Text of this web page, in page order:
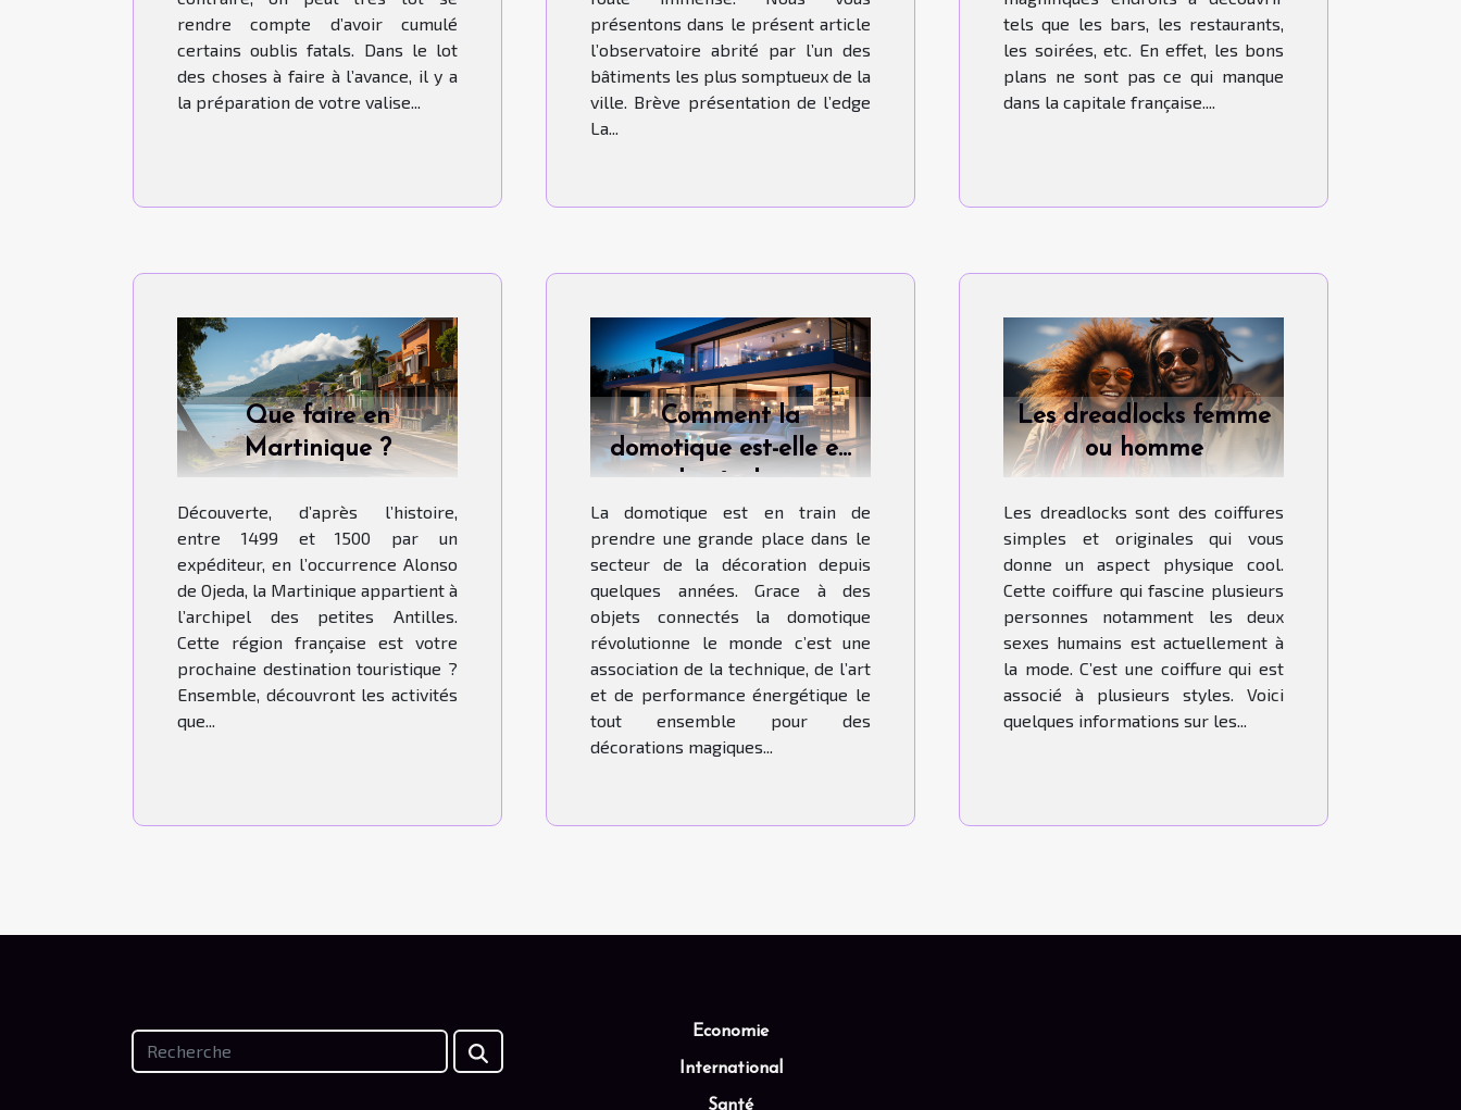
rendre compte d’avoir cumulé
certains oublis fatals. Dans le lot
des choses à faire à l’avance, il y a
la préparation de votre valise...
présentons dans le présent article
l’observatoire abrité par l’un des
bâtiments les plus somptueux de la
ville. Brève présentation de l’edge
La...
tels que les bars, les restaurants,
les soirées, etc. En effet, les bons
plans ne sont pas ce qui manque
dans la capitale française....
Que faire en
Martinique ?
Découverte, d’après l’histoire,
entre 1499 et 1500 par un
expéditeur, en l’occurrence Alonso
de Ojeda, la Martinique appartient à
l’archipel des petites Antilles.
Cette région française est votre
prochaine destination touristique ?
Ensemble, découvront les activités
que...
Comment la
domotique est-elle en
train de révolutionner
le monde de la
décoration ?
La domotique est en train de
prendre une grande place dans le
secteur de la décoration depuis
quelques années. Grace à des
objets connectés la domotique
révolutionne le monde c’est une
association de la technique, de l’art
et de performance énergétique le
tout ensemble pour des
décorations magiques...
Les dreadlocks femme
ou homme
Les dreadlocks sont des coiffures
simples et originales qui vous
donne un aspect physique cool.
Cette coiffure qui fascine plusieurs
personnes notamment les deux
sexes humains est actuellement à
la mode. C’est une coiffure qui est
associé à plusieurs styles. Voici
quelques informations sur les...
Economie
International
Santé